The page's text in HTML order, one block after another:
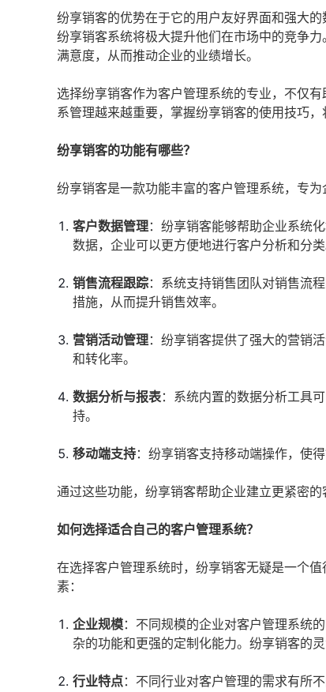
纷享销客的优势在于它的用户友好界面和强大
纷享销客系统将极大提升他们在市场中的竞争
满意度，从而推动企业的业绩增长。
选择纷享销客作为客户管理系统的专业，不仅
系管理越来越重要，掌握纷享销客的使用技巧，
纷享销客的功能有哪些？
纷享销客是一款功能丰富的客户管理系统，专
客户数据管理：纷享销客能够帮助企业系统
数据，企业可以更方便地进行客户分析和分类
销售流程跟踪：系统支持销售团队对销售流
措施，从而提升销售效率。
营销活动管理：纷享销客提供了强大的营销
和转化率。
数据分析与报表：系统内置的数据分析工具
持。
移动端支持：纷享销客支持移动端操作，使
通过这些功能，纷享销客帮助企业建立更紧密
如何选择适合自己的客户管理系统？
在选择客户管理系统时，纷享销客无疑是一个
素：
企业规模：不同规模的企业对客户管理系统
杂的功能和更强的定制化能力。纷享销客的
行业特点：不同行业对客户管理的需求有所